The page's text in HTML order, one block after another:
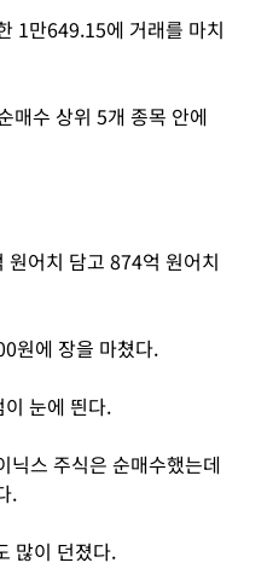
1만649.15에 거래를 마치
매수 상위 5개 종목 안에
어치 담고 874억 원어치
원에 장을 마쳤다.
눈에 띈다.
닉스 주식은 순매수했는데
.
많이 던졌다.